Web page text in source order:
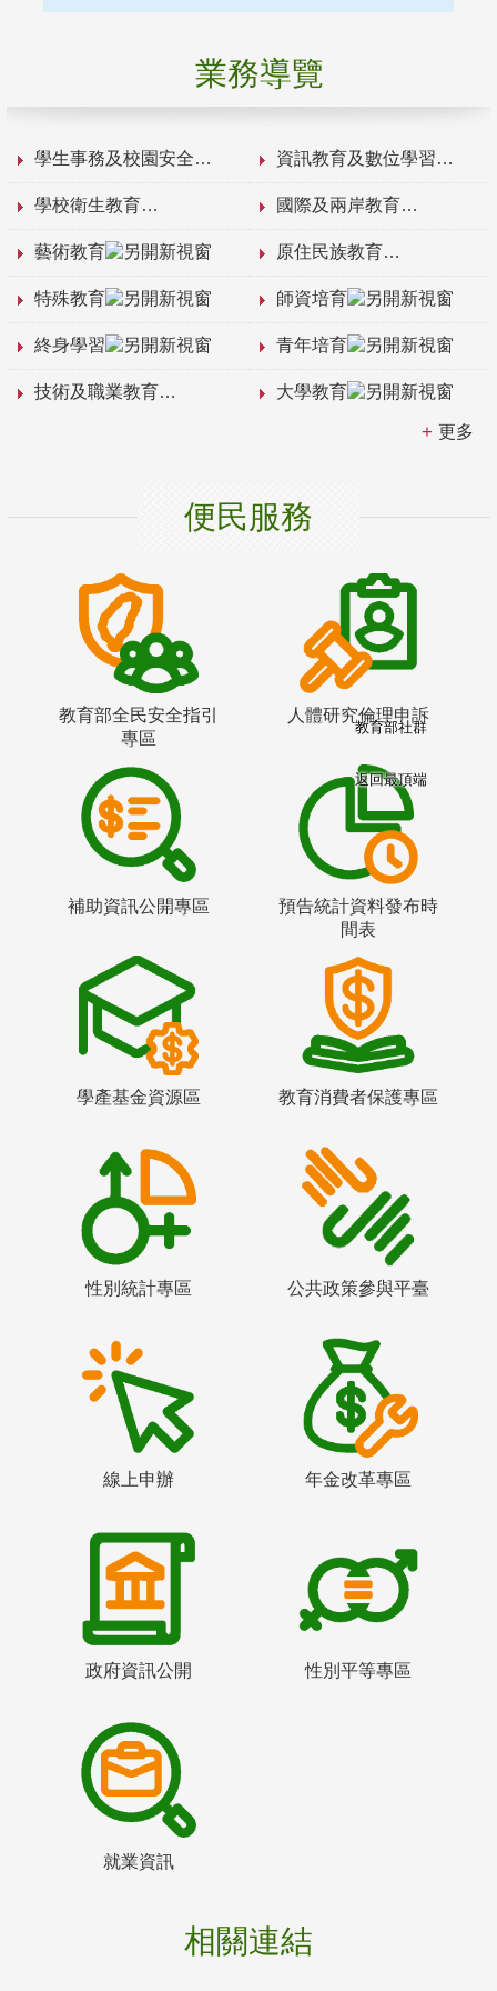
業務導覽
學生事務及校園安全 資訊教育及數位學習
學校衛生教育 國際及兩岸教育
藝術教育 原住民族教育
特殊教育 師資培育
終身學習 青年培育
技術及職業教育 大學教育
更多
便民服務
教育部全民安全指引
專區
人體研究倫理申訴
補助資訊公開專區
預告統計資料發布時
間表
學產基金資源區 教育消費者保護專區
性別統計專區 公共政策參與平臺
線上申辦 年金改革專區
政府資訊公開 性別平等專區
就業資訊
相關連結
教育部社群
返回最頂端